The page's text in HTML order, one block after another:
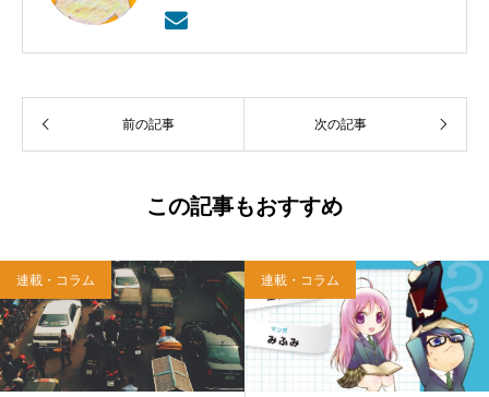
院博士課程単位取得退学。クラシック音楽オタ
ク。好きな言葉は「見ないで信じる者は幸いで
ある」。
前の記事 次の記事
この記事もおすすめ
連載・コラム 連載・コラム